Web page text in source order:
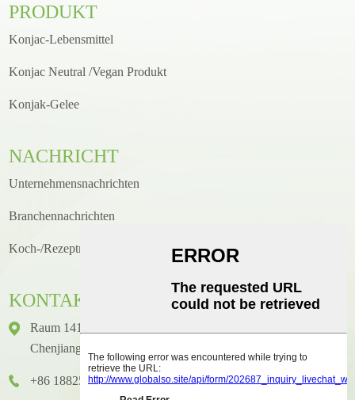
PRODUKT
Konjac-Lebensmittel
Konjac Neutral /Vegan Produkt
Konjak-Gelee
NACHRICHT
Unternehmensnachrichten
Branchennachrichten
Koch-/Rezeptneuigkeiten
KONTAKT
Raum 1416, Etage 14, Junhao International Building, Nr. 2,
Chenjiang Zhongkai Avenue, Bezirk Huicheng, Stadt Huizhou
+86 18825458362